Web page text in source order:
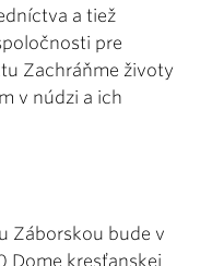
a tiež
pre
Zachráňme životy
v núdzi a ich
Záborskou bude v
Dome kresťanskej